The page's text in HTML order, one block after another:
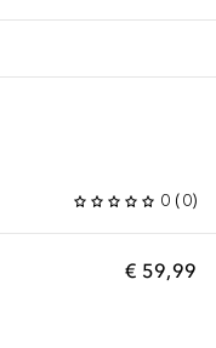
0 (0)
€ 59,99